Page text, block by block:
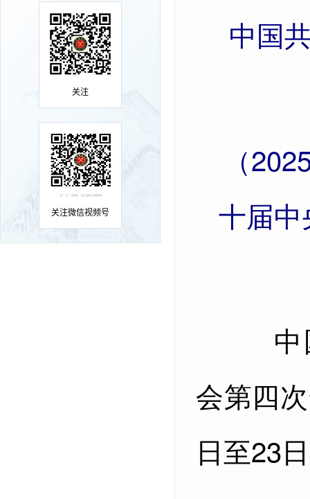
关注
关注微信视频号
中国共产党第二十届中央委员会第
（2025年10月23日中国共产党第二
十届
中国共产党第二十届中央委员
会第四
日至23